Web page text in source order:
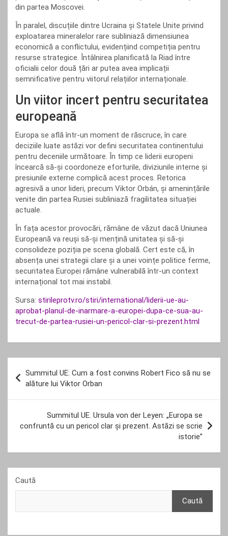
din partea Moscovei.
În paralel, discuțiile dintre Ucraina și Statele Unite privind
exploatarea mineralelor rare subliniază dimensiunea
economică a conflictului, evidențiind competiția pentru
resurse strategice. Întâlnirea planificată la Riad între
oficialii celor două țări ar putea avea implicații
semnificative pentru viitorul relațiilor internaționale.
Un viitor incert pentru securitatea
europeană
Europa se află într-un moment de răscruce, în care
deciziile luate astăzi vor defini securitatea continentului
pentru deceniile următoare. În timp ce liderii europeni
încearcă să-și coordoneze eforturile, diviziunile interne și
presiunile externe complică acest proces. Retorica
agresivă a unor lideri, precum Viktor Orbán, și amenințările
venite din partea Rusiei subliniază fragilitatea situației
actuale.
În fața acestor provocări, rămâne de văzut dacă Uniunea
Europeană va reuși să-și mențină unitatea și să-și
consolideze poziția pe scena globală. Cert este că, în
absența unei strategii clare și a unei voințe politice ferme,
securitatea Europei rămâne vulnerabilă într-un context
internațional tot mai instabil.
Sursa: stirileprotv.ro/stiri/international/liderii-ue-au-
aprobat-planul-de-inarmare-a-europei-dupa-ce-sua-au-
trecut-de-partea-rusiei-un-pericol-clar-si-prezent.html
în
articole
Summitul UE: Cum a fost convins Robert Fico să nu se
alăture lui Viktor Orban
Summitul UE. Ursula von der Leyen: „Europa se
confruntă cu un pericol clar și prezent. Astăzi se scrie
istorie”
Caută
Caută